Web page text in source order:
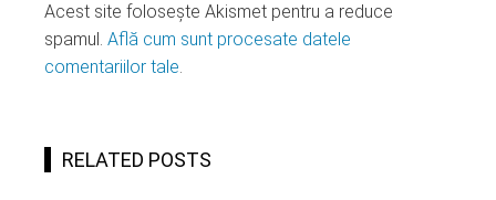
Acest site folosește Akismet pentru a reduce
spamul. Află cum sunt procesate datele
comentariilor tale.
RELATED POSTS